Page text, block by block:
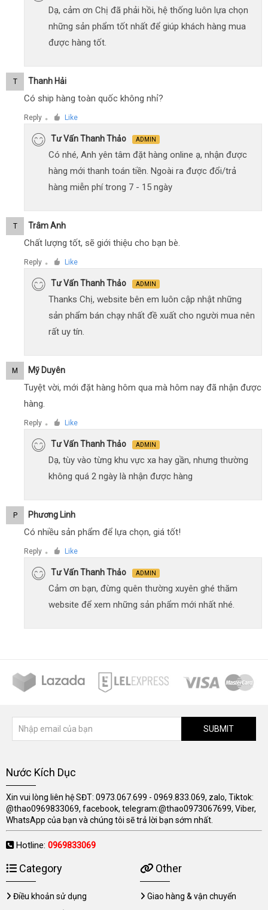
Dạ, cảm ơn Chị đã phải hồi, hệ thống luôn lựa chọn
những sản phẩm tốt nhất để giúp khách hàng mua
được hàng tốt.
T Thanh Hải
Có ship hàng toàn quốc không nhỉ?
Reply ● Like
Tư Vấn Thanh Thảo ADMIN
Có nhé, Anh yên tâm đặt hàng online ạ, nhận được
hàng mới thanh toán tiền. Ngoài ra được đổi/trả
hàng miễn phí trong 7 - 15 ngày
T Trâm Anh
Chất lượng tốt, sẽ giới thiệu cho bạn bè.
Reply ● Like
Tư Vấn Thanh Thảo ADMIN
Thanks Chị, website bên em luôn cập nhật những
sản phẩm bán chạy nhất đề xuất cho người mua nên
rất uy tín.
M Mỹ Duyên
Tuyệt vời, mới đặt hàng hôm qua mà hôm nay đã nhận được
hàng.
Reply ● Like
Tư Vấn Thanh Thảo ADMIN
Dạ, tùy vào từng khu vực xa hay gần, nhưng thường
không quá 2 ngày là nhận được hàng
P Phương Linh
Có nhiều sản phẩm để lựa chọn, giá tốt!
Reply ● Like
Tư Vấn Thanh Thảo ADMIN
Cảm ơn bạn, đừng quên thường xuyên ghé thăm
website để xem những sản phẩm mới nhất nhé.
SUBMIT
Nước Kích Dục
Xin vui lòng liên hệ SĐT: 0973.067.699 - 0969.833.069, zalo, Tiktok:
@thao0969833069, facebook, telegram:@thao0973067699, Viber,
WhatsApp của bạn và chúng tôi sẽ trả lời bạn sớm nhất.
Hotline: 0969833069
Category
Điều khoản sử dụng
Other
Giao hàng & vận chuyển